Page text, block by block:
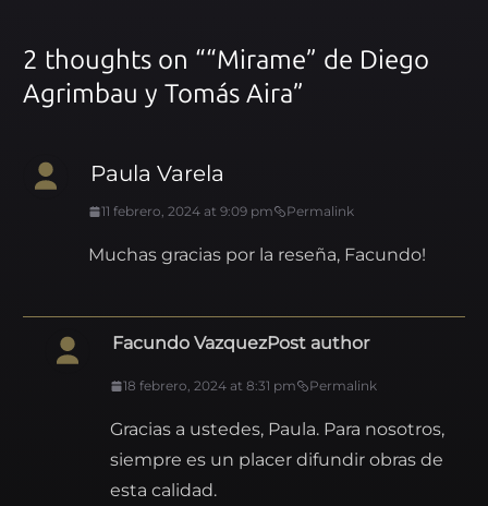
2 thoughts on ““Mirame” de Diego
Agrimbau y Tomás Aira”
Paula Varela
11 febrero, 2024 at 9:09 pm Permalink
Muchas gracias por la reseña, Facundo!
Facundo VazquezPost author
18 febrero, 2024 at 8:31 pm Permalink
Gracias a ustedes, Paula. Para nosotros,
siempre es un placer difundir obras de
esta calidad.